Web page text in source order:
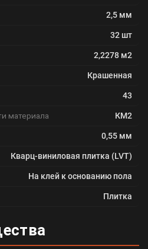
2,5 мм
32 шт
2,2278 м2
Крашенная
43
материала КМ2
0,55 мм
Кварц-виниловая плитка (LVT)
На клей к основанию пола
Плитка